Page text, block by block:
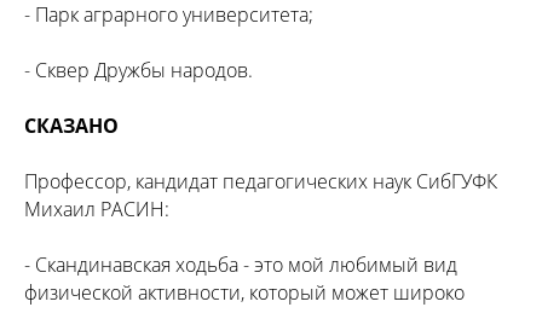
- Парк аграрного университета;
- Сквер Дружбы народов.
СКАЗАНО
Профессор, кандидат педагогических наук СибГУФК
Михаил РАСИН:
- Скандинавская ходьба - это мой любимый вид
физической активности, который может широко